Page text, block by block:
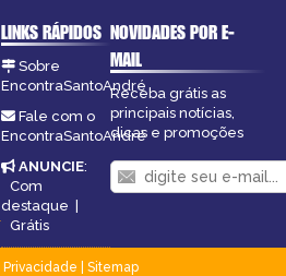
LINKS RÁPIDOS
Sobre
EncontraSantoAndré
Fale com o
EncontraSantoAndré
ANUNCIE:
Com
destaque |
Grátis
NOVIDADES POR E-
MAIL
Receba grátis as
principais notícias,
dicas e promoções
Privacidade
Sitemap